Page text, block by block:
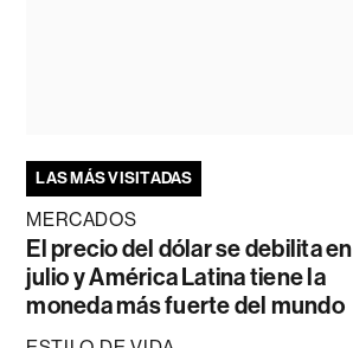
LAS MÁS VISITADAS
MERCADOS
El precio del dólar se debilita en
julio y América Latina tiene la
moneda más fuerte del mundo